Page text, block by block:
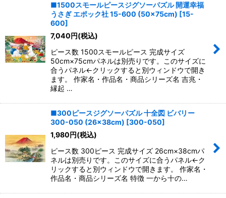
■1500スモールピースジグソーパズル 開運幸福
うさぎ エポック社 15-600 (50×75cm) [15-
600]
7,040円(税込)
ピース数 1500スモールピース 完成サイズ
50cm×75cmパネルは別売りです。このサイズに
合うパネル←クリックすると別ウィンドウで開き
ます。 作家名・作品名・商品シリーズ名 吉兆・
縁起 …
■300ピースジグソーパズル 十全図 ビバリー
300-050 (26×38cm) [300-050]
1,980円(税込)
ピース数 300ピース 完成サイズ 26cm×38cmパ
ネルは別売りです。このサイズに合うパネル←ク
リックすると別ウィンドウで開きます。 作家名・
作品名・商品シリーズ名 特徴 一から十の…